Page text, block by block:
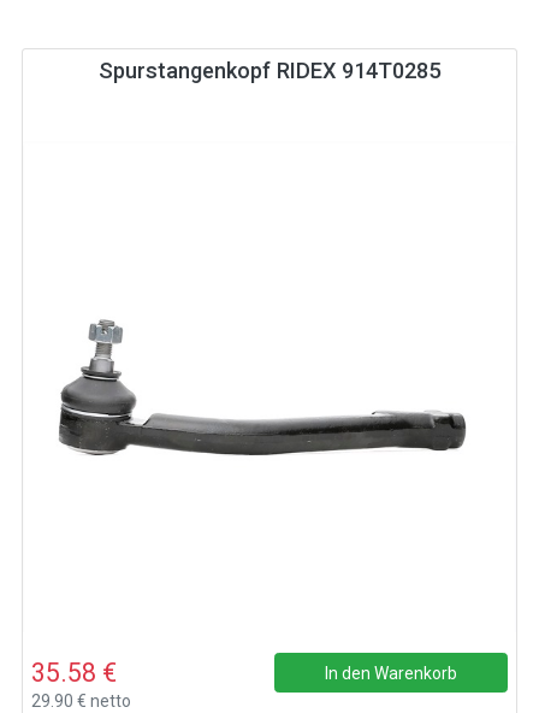
Spurstangenkopf RIDEX 914T0285
35.58 €
29.90 € netto
In den Warenkorb